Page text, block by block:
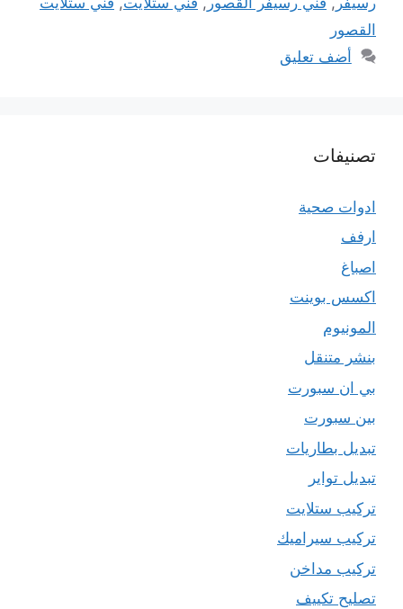
القصور
أضف تعليق
تصنيفات
ادوات صحية
ارفف
اصباغ
اكسس بوينت
المونيوم
بنشر متنقل
بي ان سبورت
بين سبورت
تبديل بطاريات
تبديل تواير
تركيب ستلايت
تركيب سيراميك
تركيب مداخن
تصليح تكييف